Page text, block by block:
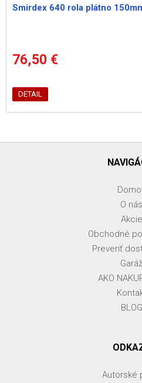
Smirdex 640 rola plátno
76,50 €
DETAIL
O nás
Akcie
Obchodné
Preveriť
Garáž
AKO
BLOG
Autorské